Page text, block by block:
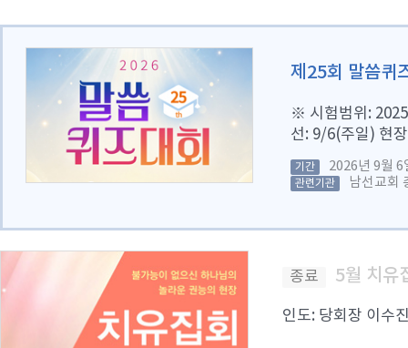
제25회 말씀퀴
※ 시험범위:
선: 9/6(주일) 현
기간 2026년 9월 6
관련기관 남선교회
종료 5월 치유
인도: 당회장 이수